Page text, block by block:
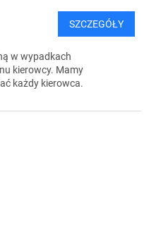
SZCZEGÓŁY
w wypadkach
kierowcy. Mamy
każdy kierowca.